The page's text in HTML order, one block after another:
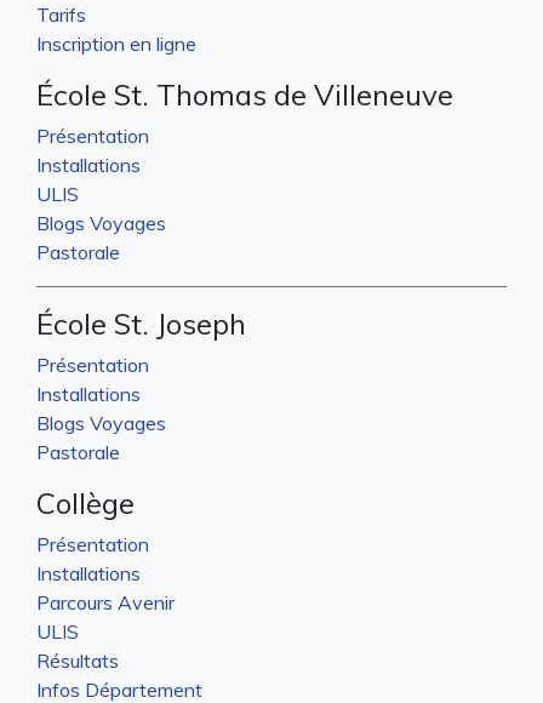
Tarifs
Inscription en ligne
École St. Thomas de Villeneuve
Présentation
Installations
ULIS
Blogs Voyages
Pastorale
École St. Joseph
Présentation
Installations
Blogs Voyages
Pastorale
Collège
Présentation
Installations
Parcours Avenir
ULIS
Résultats
Infos Département